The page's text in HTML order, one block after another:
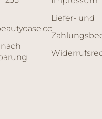
nach
Liefer- und